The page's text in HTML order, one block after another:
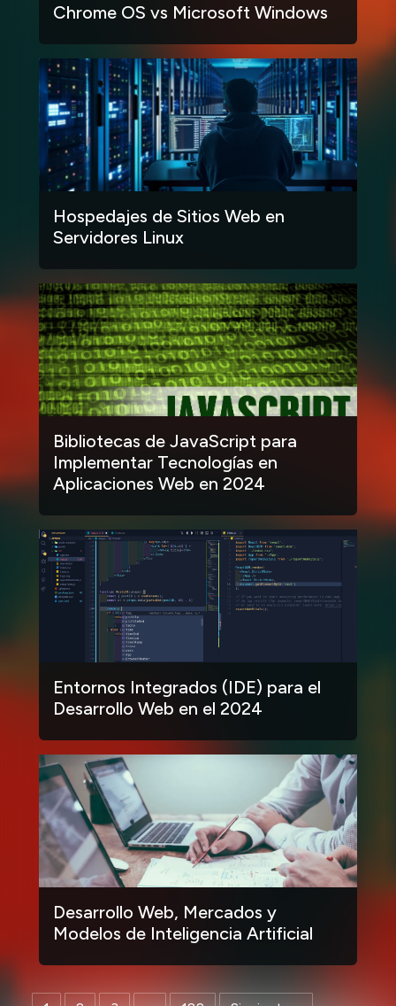
Chrome OS vs Microsoft Windows
Hospedajes de Sitios Web en
Servidores Linux
Bibliotecas de JavaScript para
Implementar Tecnologías en
Aplicaciones Web en 2024
Entornos Integrados (IDE) para el
Desarrollo Web en el 2024
Desarrollo Web, Mercados y
Modelos de Inteligencia Artificial